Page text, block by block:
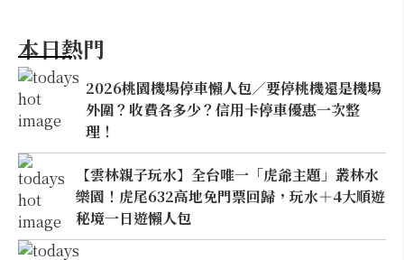
本日熱門
2026桃園機場停車懶人包／要停桃機還是機場
外圍？收費各多少？信用卡停車優惠一次整
理！
【雲林親子玩水】全台唯一「虎爺主題」叢林水
樂園！虎尾632高地免門票回歸，玩水＋4大順遊
秘境一日遊懶人包